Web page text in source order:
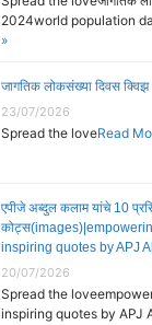
2024world population
»
जागतिक लोकसंख्या दिवस
23/07/2026
Spread the loveRead
एपीजे अब्दुल कलाम यांचे 10
inspiring quotes by APJ
20/07/2026
Spread the
inspiring quotes by APJ